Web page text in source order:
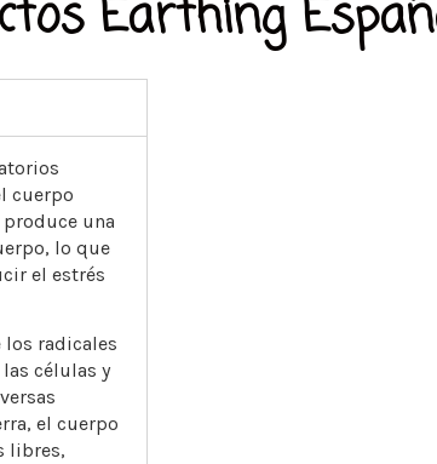
Earthing
cuerpo
una
lo que
el estrés
radicales
células y
el cuerpo
libres,